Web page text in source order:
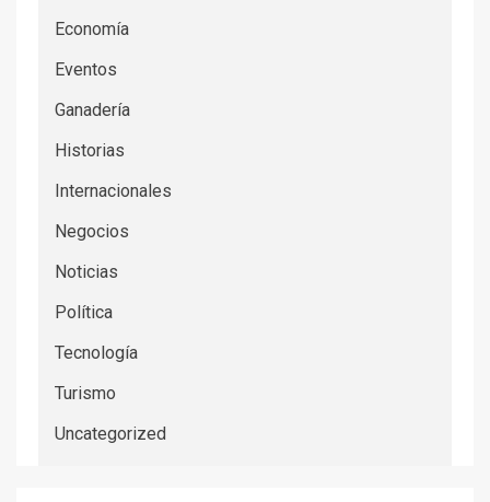
Economía
Eventos
Ganadería
Historias
Internacionales
Negocios
Noticias
Política
Tecnología
Turismo
Uncategorized